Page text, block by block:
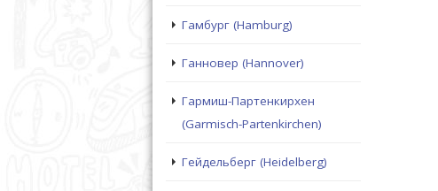
Гамбург (Hamburg)
Ганновер (Hannover)
Гармиш-Партенкирхен
(Garmisch-Partenkirchen)
Гейдельберг (Heidelberg)